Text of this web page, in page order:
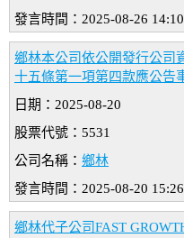
發言時間：2025-08-26
鄉林本公司依公開發行公司
十五條第一項第四款應公告
日期：2025-08-20
股票代號：5531
公司名稱： 鄉林
發言時間：2025-08-20
鄉林代子公司FAST